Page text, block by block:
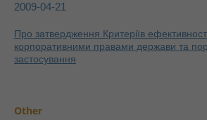
2009-04-21
Про затвердження Критеріїв
корпоративними правами держави та
застосування
Other